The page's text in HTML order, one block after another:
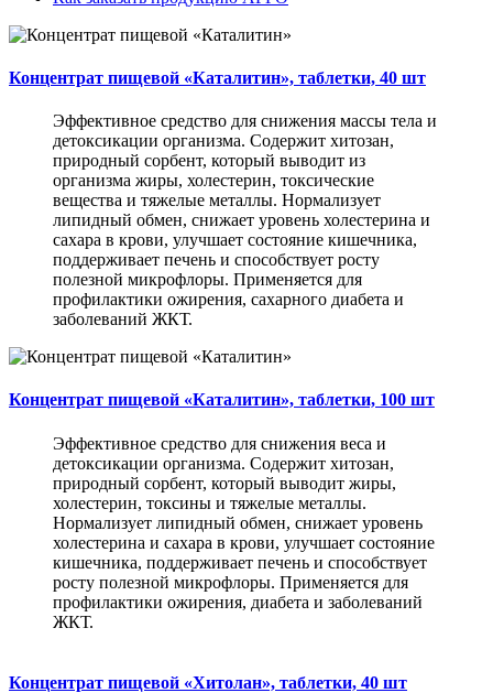
Концентрат пищевой «Каталитин», таблетки, 40 шт
Эффективное средство для снижения массы тела и
детоксикации организма. Содержит хитозан,
природный сорбент, который выводит из
организма жиры, холестерин, токсические
вещества и тяжелые металлы. Нормализует
липидный обмен, снижает уровень холестерина и
сахара в крови, улучшает состояние кишечника,
поддерживает печень и способствует росту
полезной микрофлоры. Применяется для
профилактики ожирения, сахарного диабета и
заболеваний ЖКТ.
Концентрат пищевой «Каталитин», таблетки, 100 шт
Эффективное средство для снижения веса и
детоксикации организма. Содержит хитозан,
природный сорбент, который выводит жиры,
холестерин, токсины и тяжелые металлы.
Нормализует липидный обмен, снижает уровень
холестерина и сахара в крови, улучшает состояние
кишечника, поддерживает печень и способствует
росту полезной микрофлоры. Применяется для
профилактики ожирения, диабета и заболеваний
ЖКТ.
Концентрат пищевой «Хитолан», таблетки, 40 шт